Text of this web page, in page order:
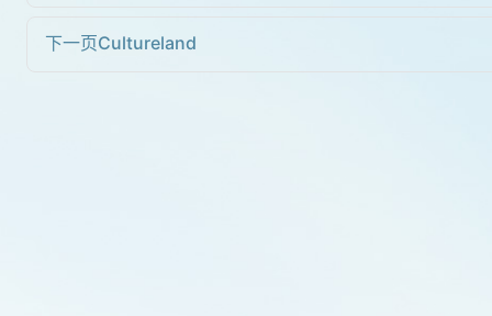
下一页Cultureland